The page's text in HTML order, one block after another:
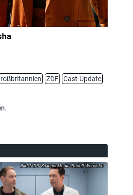
ZDF
Cast-Update
MDR/Saxonia Media/Rudolf Wernicke